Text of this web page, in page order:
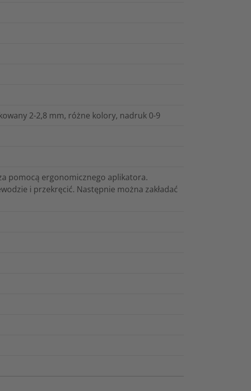
2-2,8 mm, różne kolory, nadruk 0-9
pomocą ergonomicznego aplikatora.
i przekręcić. Następnie można zakładać